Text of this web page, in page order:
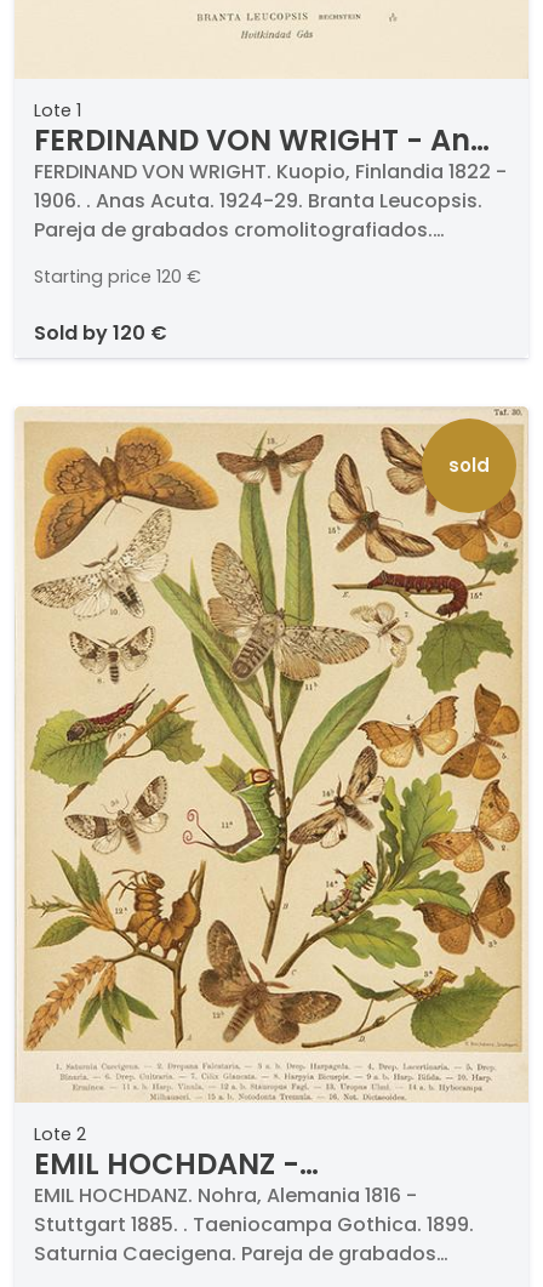
Lote 1
FERDINAND VON WRIGHT - Anas
Acuta. 1924-29 Branta
Leucopsis
FERDINAND VON WRIGHT. Kuopio, Finlandia 1822 -
1906. . Anas Acuta. 1924-29. Branta Leucopsis.
Pareja de grabados cromolitografiados.
Con paspartús y certificados al dorso. .
Ferdinand y Magnus von Wright titulado
a los pájaros de Suecia.
Starting price 120 €
sold by120 €
sold
Lote 2
EMIL HOCHDANZ -
Taeniocampa Gothica. 1899
Saturnia Caecigena
EMIL HOCHDANZ. Nohra, Alemania 1816 -
Stuttgart 1885. . Taeniocampa Gothica. 1899.
Saturnia Caecigena. Pareja de grabados